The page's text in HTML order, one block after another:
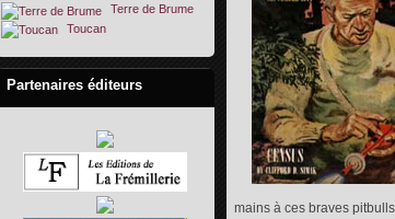
mains à ces braves
Terre de Brume
Toucan
Partenaires éditeurs